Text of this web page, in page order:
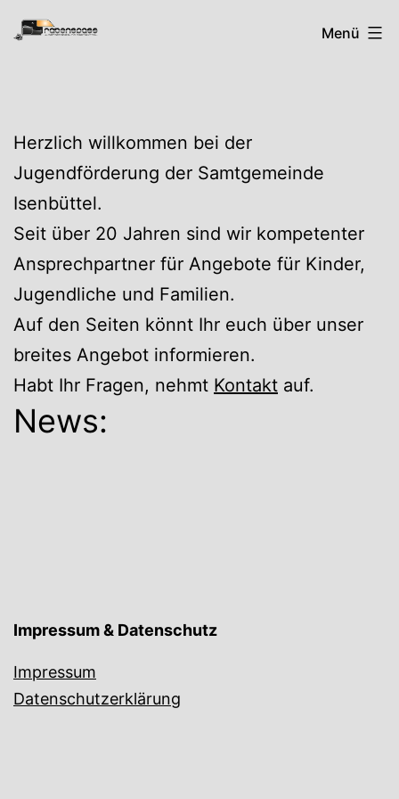
Zum
Inhalt
RabenspassMenü
Herzlich willkommen bei der
Jugendförderung der Samtgemeinde
Isenbüttel.
Seit über 20 Jahren sind wir kompetenter
Ansprechpartner für Angebote für Kinder,
Jugendliche und Familien.
Auf den Seiten könnt Ihr euch über unser
breites Angebot informieren.
Habt Ihr Fragen, nehmt Kontakt auf.
News:
Impressum & Datenschutz
Impressum
Datenschutzerklärung